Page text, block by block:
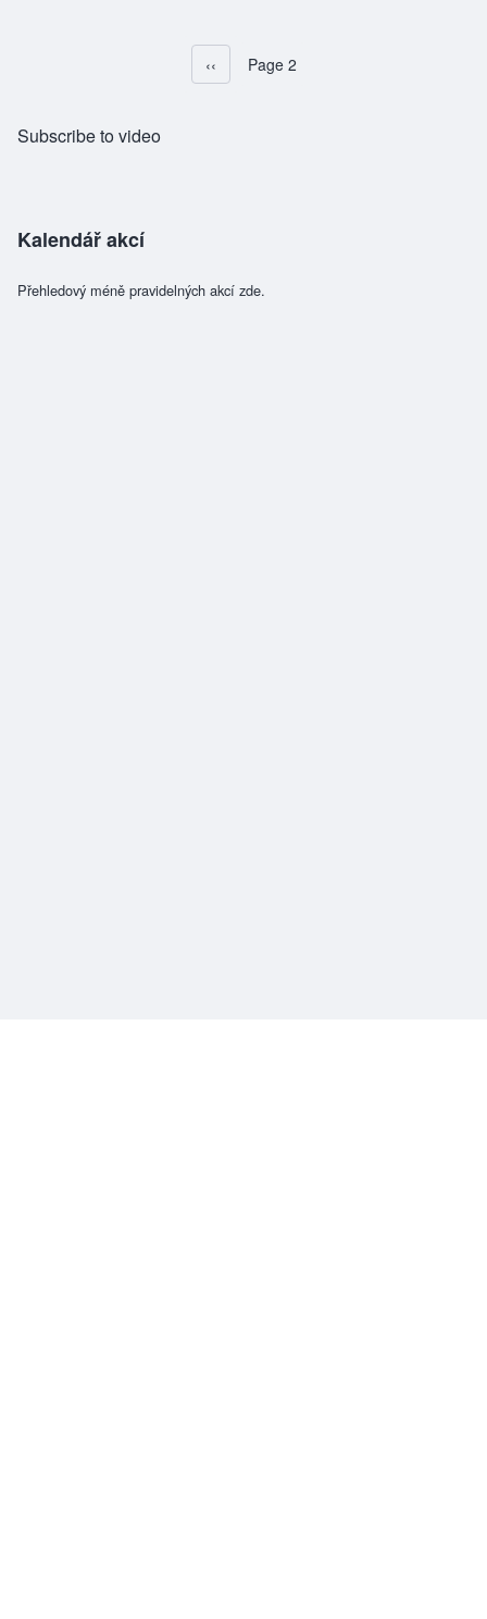
Pagination
Předchozí stránka
‹‹ Page 2
Subscribe to video
Kalendář akcí
Přehledový méně pravidelných akcí zde.